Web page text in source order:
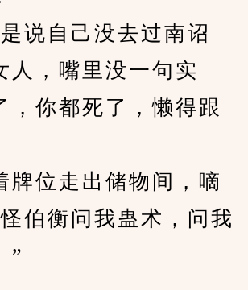
自己没去过南诏
人，嘴里没一句实
你都死了，懒得跟
位走出储物间，嘀
伯衡问我蛊术，问我
”